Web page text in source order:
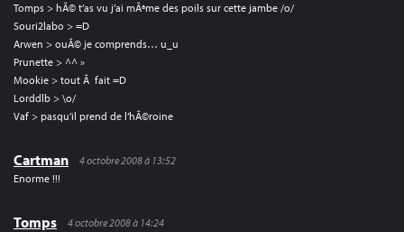
Tomps > hÃ© t’as vu j’ai mÃªme des poils sur cette jambe /o/
Souri2labo > =D
Arwen > ouÃ© je comprends… u_u
Prunette > ^^ »
Mookie > tout Ã fait =D
Lorddlb > \o/
Vaf > pasqu’il prend de l’hÃ©roine
Cartman
4 octobre 2008 à 13:52
Enorme !!!
Tomps
4 octobre 2008 à 14:24